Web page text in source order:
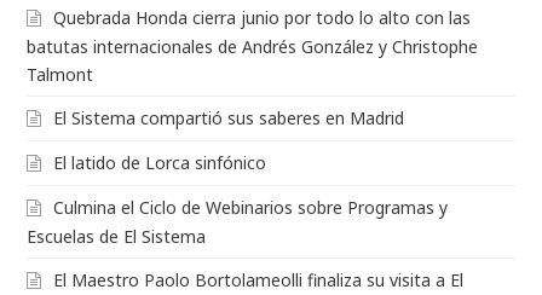
Quebrada Honda cierra junio por todo lo alto con las
batutas internacionales de Andrés González y Christophe
Talmont
El Sistema compartió sus saberes en Madrid
El latido de Lorca sinfónico
Culmina el Ciclo de Webinarios sobre Programas y
Escuelas de El Sistema
El Maestro Paolo Bortolameolli finaliza su visita a El